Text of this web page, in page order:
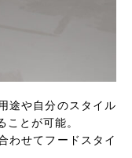
途や自分のスタイル
とが可能。
わせてフードスタイ